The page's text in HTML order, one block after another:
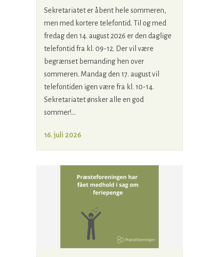
Sekretariatet er åbent hele sommeren,
men med kortere telefontid. Til og med
fredag den 14. august 2026 er den daglige
telefontid fra kl. 09-12. Der vil være
begrænset bemanding hen over
sommeren. Mandag den 17. august vil
telefontiden igen være fra kl. 10-14.
Sekretariatet ønsker alle en god
sommer!...
16. juli 2026